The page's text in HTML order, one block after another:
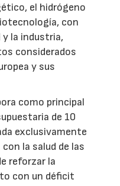
el hidrógeno
con
y la industria,
considerados
y sus
como principal
de 10
exclusivamente
la salud de las
reforzar la
con un déficit